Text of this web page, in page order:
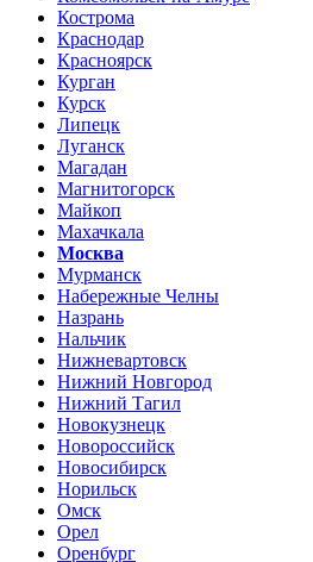
Кострома
Краснодар
Красноярск
Курган
Курск
Липецк
Луганск
Магадан
Магнитогорск
Майкоп
Махачкала
Москва
Мурманск
Набережные Челны
Назрань
Нальчик
Нижневартовск
Нижний Новгород
Нижний Тагил
Новокузнецк
Новороссийск
Новосибирск
Норильск
Омск
Орел
Оренбург